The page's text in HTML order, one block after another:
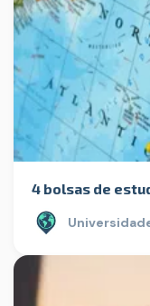
4 bolsas de